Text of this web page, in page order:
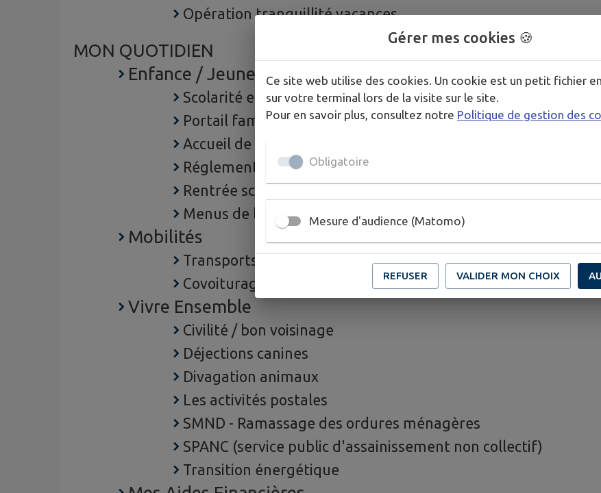
Opération tranquillité vacances
MON QUOTIDIEN
Enfance / Jeunesse
Scolarité et petite enfance
Portail famille
Accueil de loisirs
Réglementation et tarifs
Rentrée scolaire 2026/2027
Menus de la cantine
Mobilités
Transports en commun
Covoiturage
Vivre Ensemble
Civilité / bon voisinage
Déjections canines
Divagation animaux
Les activités postales
SMND - Ramassage des ordures ménagères
SPANC (service public d'assainissement non collectif)
Transition énergétique
Gérer mes cookies 🍪
Ce site web utilise des cookies. Un cookie est un petit fichier
sur votre terminal lors de la visite sur le site.
Pour en savoir plus, consultez notre Politique de gestion des
Obligatoire
Mesure d'audience (Matomo)
REFUSER VALIDER MON CHOIX